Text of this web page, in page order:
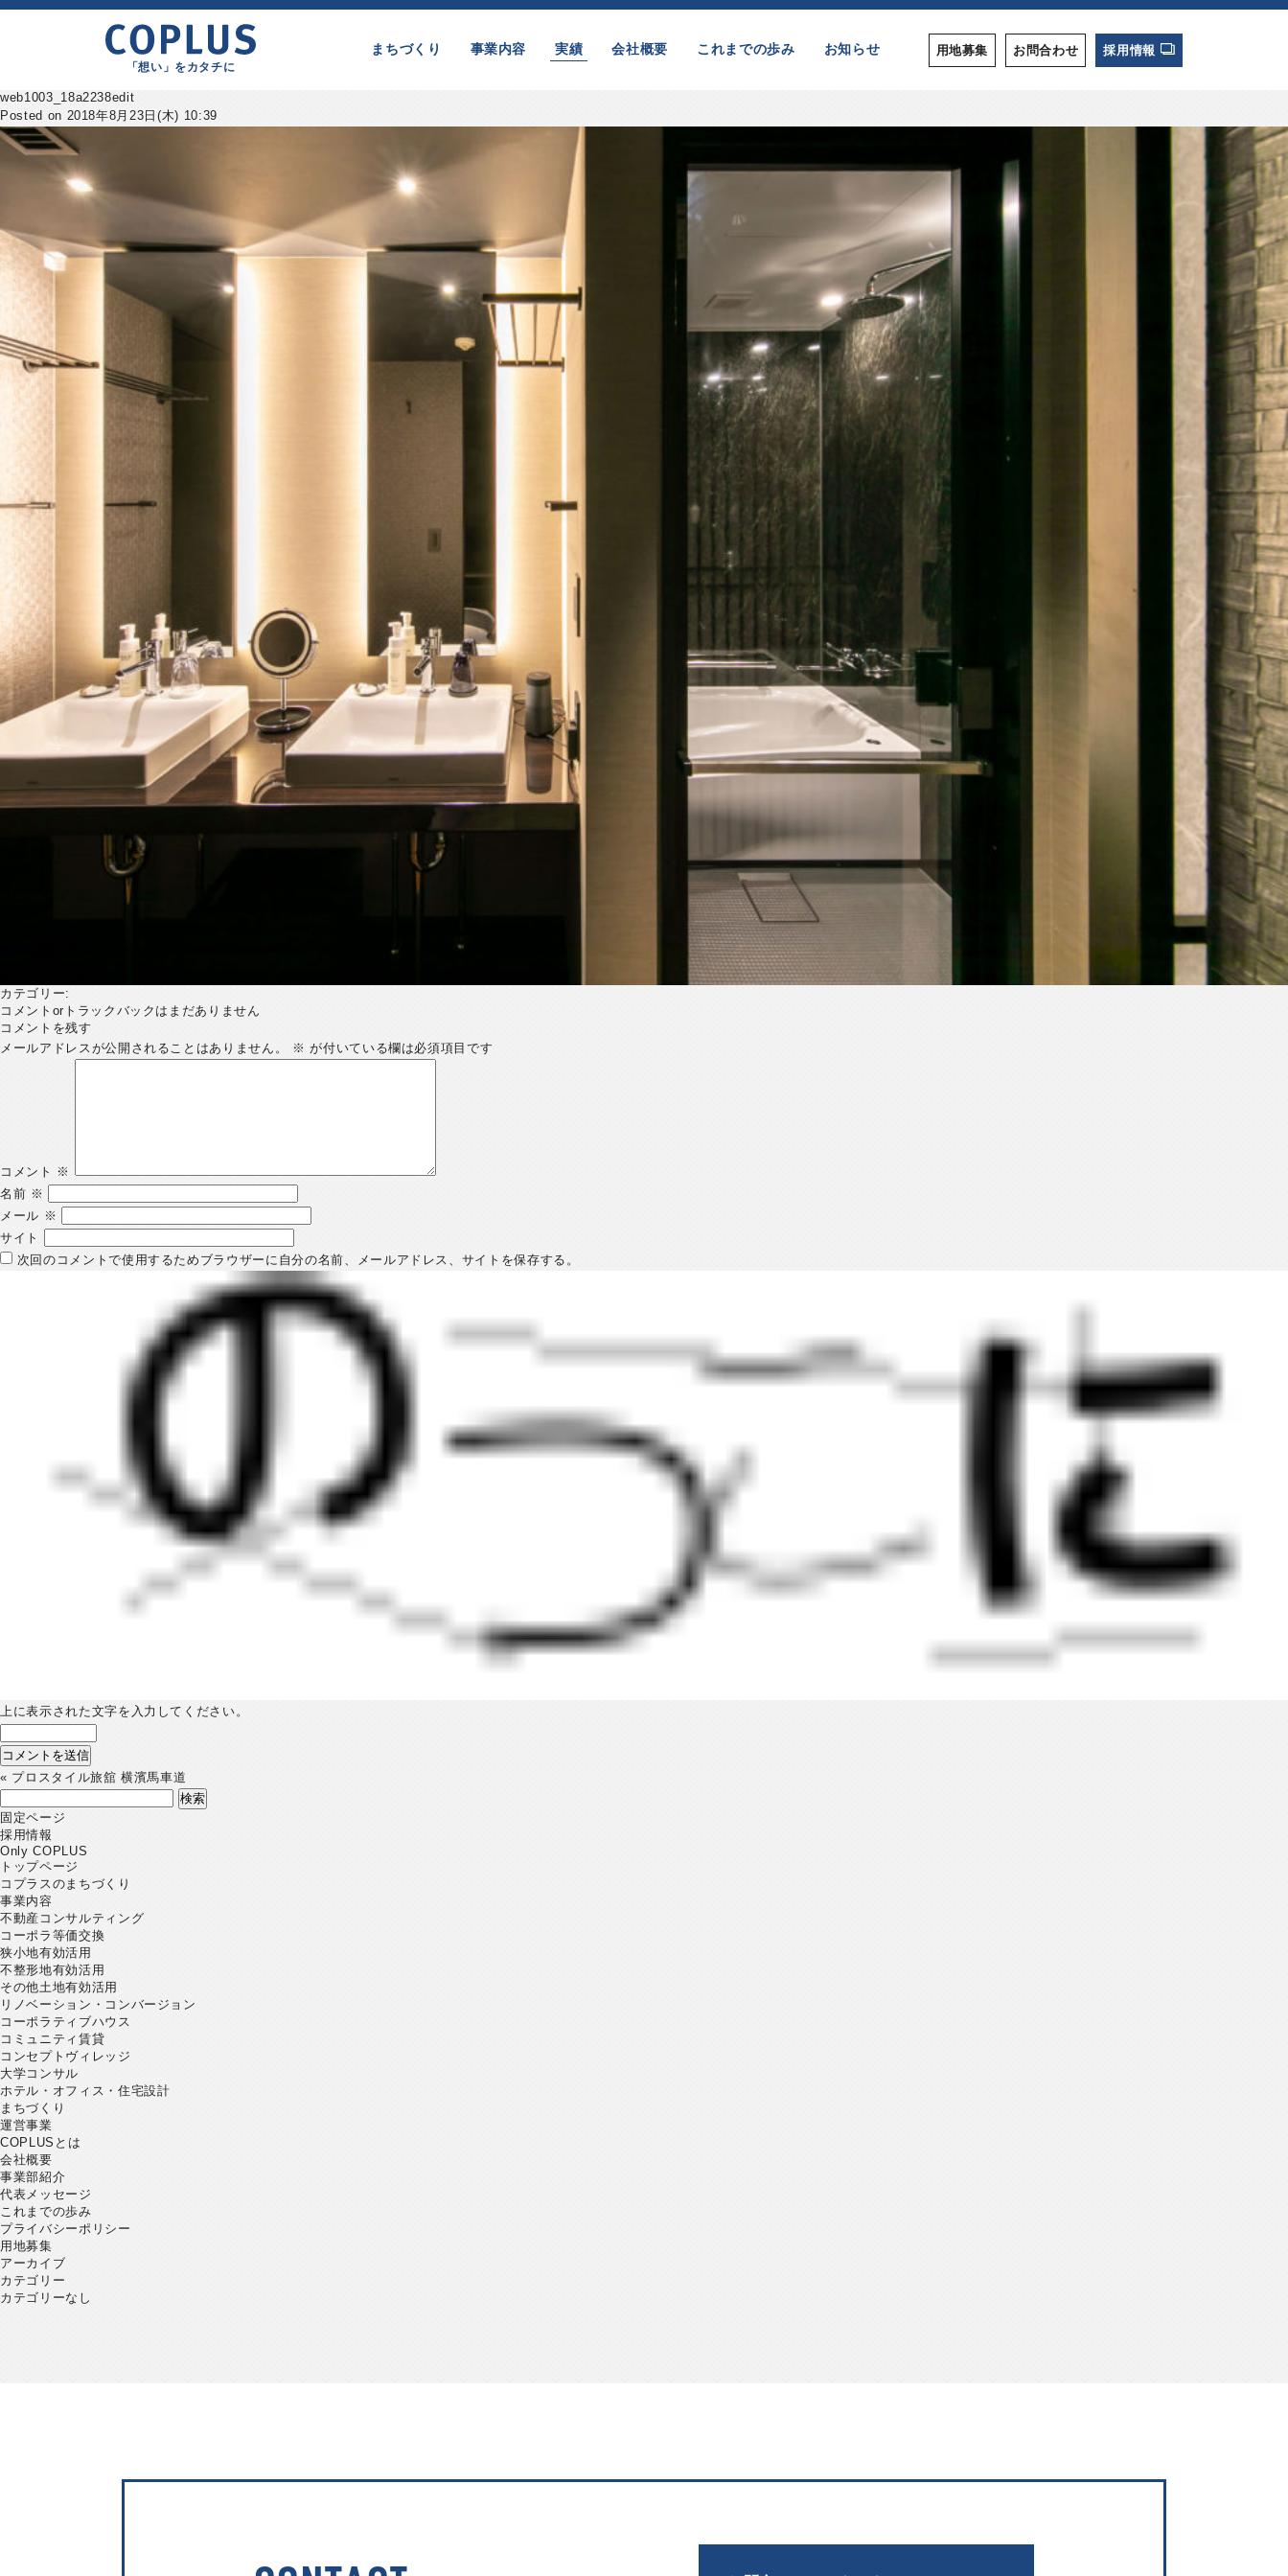
「想い」をカタチに
まちづくり 事業内容 実績 会社概要 これまでの歩み お知らせ 用地募集 お問合わせ 採用情報
web1003_18a2238edit
Posted on 2018年8月23日(木) 10:39
カテゴリー:
コメントorトラックバックはまだありません
コメントを残す
メールアドレスが公開されることはありません。
※ が付いている欄は必須項目です
コメント
※
名前 ※
メール ※
サイト
次回のコメントで使用するためブラウザーに自分の名前、メールアドレス、サイトを保存する。
上に表示された文字を入力してください。
« プロスタイル旅舘 横濱馬車道
索:
固定ページ
採用情報
Only COPLUS
トップページ
コプラスのまちづくり
事業内容
不動産コンサルティング
コーポラ等価交換
狭小地有効活用
不整形地有効活用
その他土地有効活用
リノベーション・コンバージョン
コーポラティブハウス
コミュニティ賃貸
コンセプトヴィレッジ
大学コンサル
ホテル・オフィス・住宅設計
まちづくり
運営事業
COPLUSとは
会社概要
事業部紹介
代表メッセージ
これまでの歩み
プライバシーポリシー
用地募集
アーカイブ
カテゴリー
カテゴリーなし